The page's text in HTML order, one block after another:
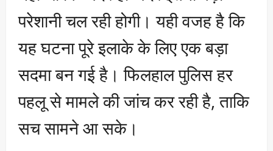
परेशानी चल रही होगी। यही वजह है कि
यह घटना पूरे इलाके के लिए एक बड़ा
सदमा बन गई है। फिलहाल पुलिस हर
पहलू से मामले की जांच कर रही है, ताकि
सच सामने आ सके।